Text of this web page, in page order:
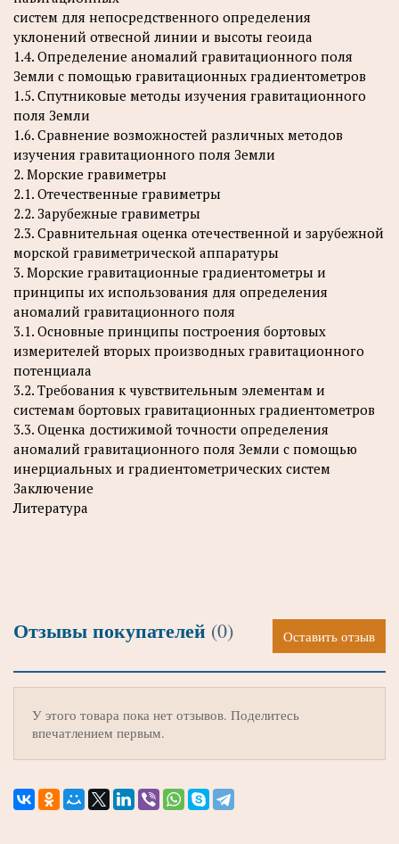
систем для непосредственного определения
уклонений отвесной линии и высоты геоида
1.4. Определение аномалий гравитационного поля
Земли с помощью гравитационных градиентометров
1.5. Спутниковые методы изучения гравитационного
поля Земли
1.6. Сравнение возможностей различных методов
изучения гравитационного поля Земли
2. Морские гравиметры
2.1. Отечественные гравиметры
2.2. Зарубежные гравиметры
2.3. Сравнительная оценка отечественной и зарубежной
морской гравиметрической аппаратуры
3. Морские гравитационные градиентометры и
принципы их использования для определения
аномалий гравитационного поля
3.1. Основные принципы построения бортовых
измерителей вторых производных гравитационного
потенциала
3.2. Требования к чувствительным элементам и
системам бортовых гравитационных градиентометров
3.3. Оценка достижимой точности определения
аномалий гравитационного поля Земли с помощью
инерциальных и градиентометрических систем
Заключение
Литература
Отзывы покупателей (0) Оставить отзыв
У этого товара пока нет отзывов. Поделитесь
впечатлением первым.